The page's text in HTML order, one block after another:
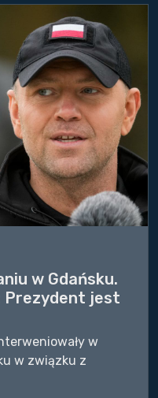
w Gdańsku.
Prezydent jest
w
w związku z